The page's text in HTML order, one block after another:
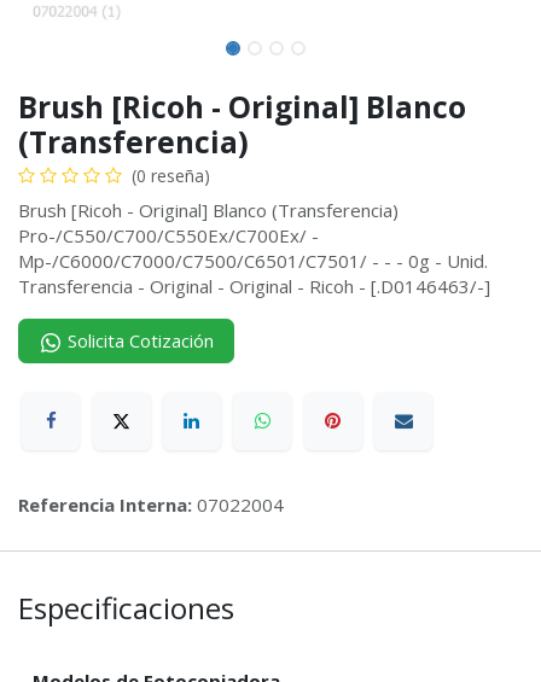
Brush [Ricoh - Original] Blanco
(Transferencia)
(0 reseña)
Brush [Ricoh - Original] Blanco (Transferencia)
Pro-/C550/C700/C550Ex/C700Ex/ -
Mp-/C6000/C7000/C7500/C6501/C7501/ - - - 0g - Unid.
Transferencia - Original - Original - Ricoh - [.D0146463/-]
Solicita Cotización
Referencia Interna: 07022004
Especificaciones